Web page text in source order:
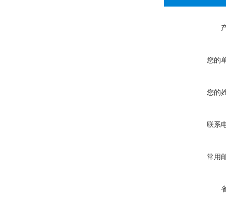
您的
您的
联系
常用